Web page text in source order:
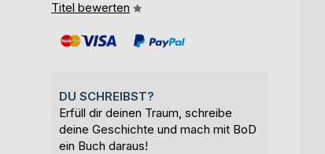
Titel bewerten
DU SCHREIBST?
Erfüll dir deinen Traum, schreibe
deine Geschichte und mach mit BoD
ein Buch daraus!